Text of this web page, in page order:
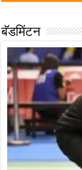
बॅडमिंटन